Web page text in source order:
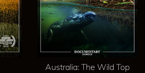
Australia: The Wild Top